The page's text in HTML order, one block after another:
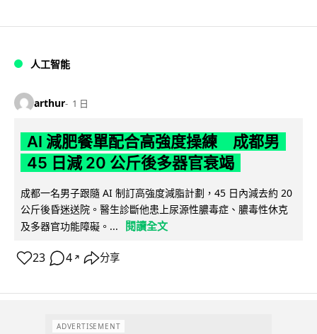
人工智能
arthur 1 日
AI 減肥餐單配合高強度操練 成都男
45 日減 20 公斤後多器官衰竭
成都一名男子跟隨 AI 制訂高強度減脂計劃，45 日內減去約 20
公斤後昏迷送院。醫生診斷他患上尿源性膿毒症、膿毒性休克
及多器官功能障礙。...
閱讀全文
23 4 ↗ 分享
ADVERTISEMENT